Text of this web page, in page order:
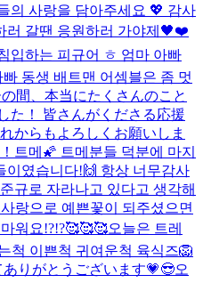
의 사랑을 담아주세요 💖 감사
러 갈땐 응원하러 가야제🖤❤️
입하는 피규어 ㅎ 엄마 아빠
동생 배트맨 어셈블은 좀 멋
間、本当にたくさんのこと
た！ 皆さんがくださる応援
からもよろしくお願いしま
트메🌠 트메분들 덕분에 마지
이였습니다!🙌 항상 너무감사
규로 자라나고 있다고 생각해
랑으로 예쁜꽃이 되주셨으면
워요!?!?🥰🥰🥰오늘은 트레
척 이쁜척 귀여운척 육식즈🦁
ありがとうございます💗😎오